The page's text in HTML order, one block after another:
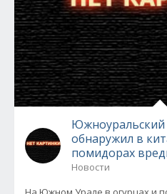
Южноуральский
обнаружил в
помидорах
Новости